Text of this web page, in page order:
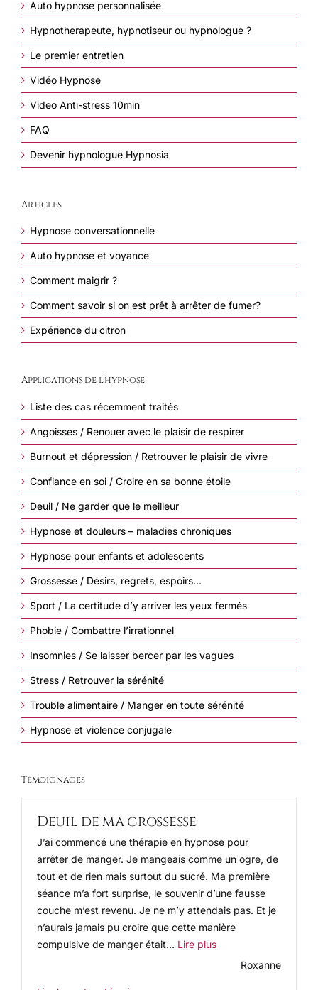
Auto hypnose personnalisée
Hypnotherapeute, hypnotiseur ou hypnologue ?
Le premier entretien
Vidéo Hypnose
Video Anti-stress 10min
FAQ
Devenir hypnologue Hypnosia
Articles
Hypnose conversationnelle
Auto hypnose et voyance
Comment maigrir ?
Comment savoir si on est prêt à arrêter de fumer?
Expérience du citron
Applications de l’hypnose
Liste des cas récemment traités
Angoisses / Renouer avec le plaisir de respirer
Burnout et dépression / Retrouver le plaisir de vivre
Confiance en soi / Croire en sa bonne étoile
Deuil / Ne garder que le meilleur
Hypnose et douleurs – maladies chroniques
Hypnose pour enfants et adolescents
Grossesse / Désirs, regrets, espoirs…
Sport / La certitude d’y arriver les yeux fermés
Phobie / Combattre l’irrationnel
Insomnies / Se laisser bercer par les vagues
Stress / Retrouver la sérénité
Trouble alimentaire / Manger en toute sérénité
Hypnose et violence conjugale
Témoignages
Deuil de ma grossesse
J’ai commencé une thérapie en hypnose pour
arrêter de manger. Je mangeais comme un ogre, de
tout et de rien mais surtout du sucré. Ma première
séance m’a fort surprise, le souvenir d’une fausse
couche m’est revenu. Je ne m’y attendais pas. Et je
n’aurais jamais pu croire que cette manière
compulsive de manger était… Lire plus« Deuil de ma
Roxanne